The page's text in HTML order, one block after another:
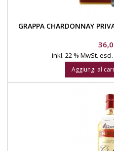
GRAPPA CHARDONNAY
inkl. 22 % MwSt.
Aggiungi al